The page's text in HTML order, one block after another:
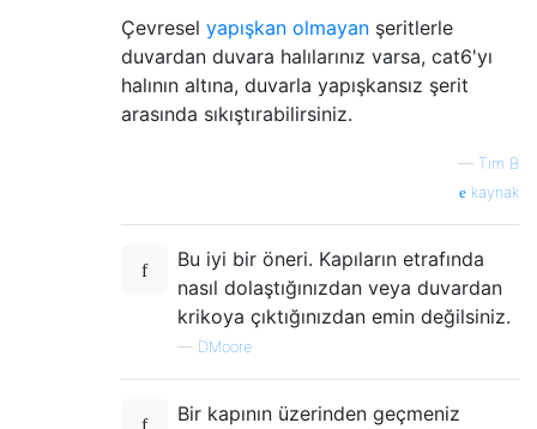
Çevresel yapışkan olmayan şeritlerle
duvardan duvara halılarınız varsa, cat6'yı
halının altına, duvarla yapışkansız şerit
arasında sıkıştırabilirsiniz.
— Tim B
kaynak
Bu iyi bir öneri. Kapıların etrafında
nasıl dolaştığınızdan veya duvardan
krikoya çıktığınızdan emin değilsiniz.
— DMoore
Bir kapının üzerinden geçmeniz